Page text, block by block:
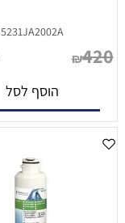
5231JA2002A
₪420
הוסף לסל